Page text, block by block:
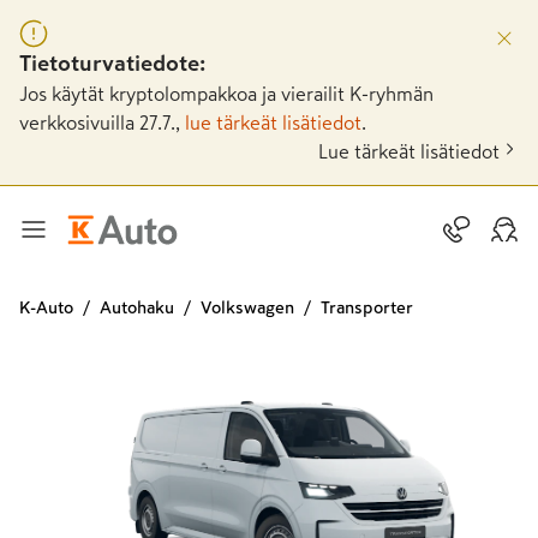
Tietoturvatiedote:
Jos käytät kryptolompakkoa ja vierailit K-ryhmän
verkkosivuilla 27.7.,
lue tärkeät lisätiedot
Lue tärkeät lisätiedot
K-Auto Autohaku Volkswagen Transporter